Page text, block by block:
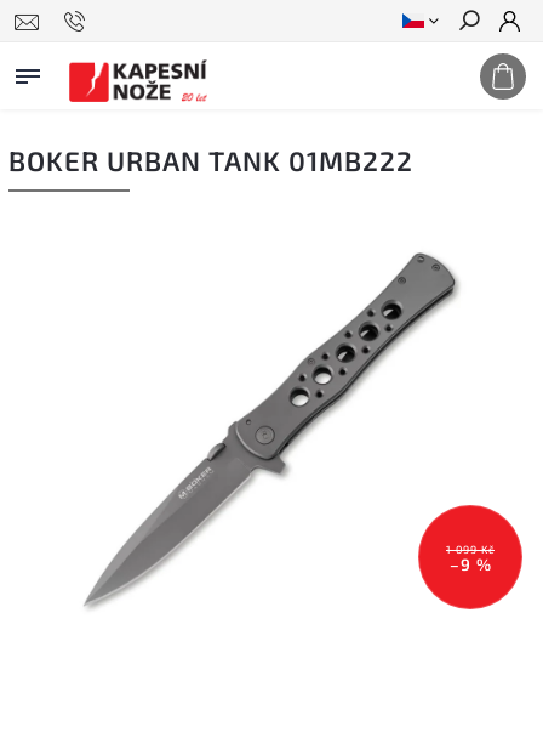
Hledat
BOKER URBAN TANK 01MB222
1 099 Kč
–9 %